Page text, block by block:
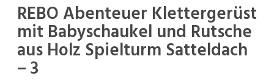
REBO Abenteuer Klettergerüst
mit Babyschaukel und Rutsche
aus Holz Spielturm Satteldach
– 3